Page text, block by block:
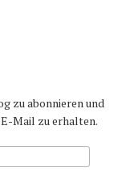
zu abonnieren und
Mail zu erhalten.